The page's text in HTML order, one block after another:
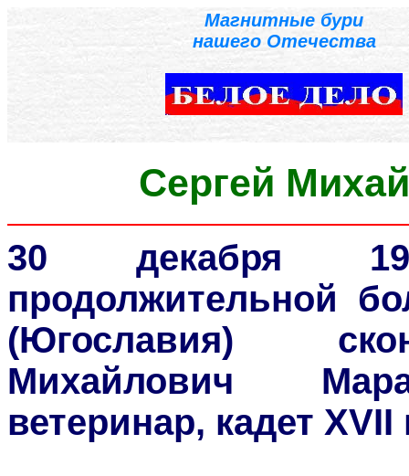
Магнитные бури
нашего Отечества
Сергей
30 декабря
продолжительной
(Югославия)
Михайлович
ветеринар, кадет